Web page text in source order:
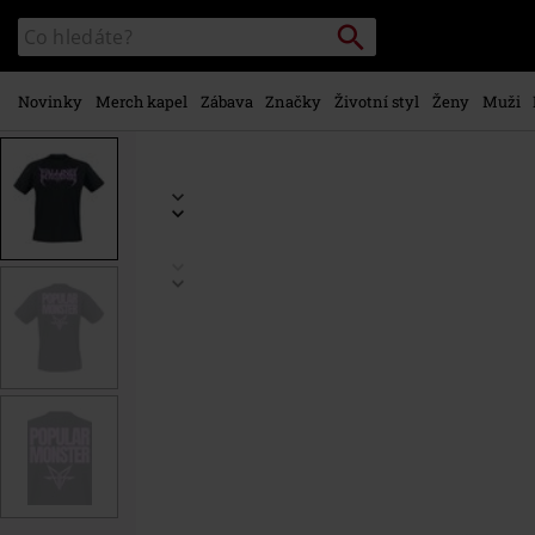
hlavnímu
obsahu
Katalog
vyhledávání
Vyhledávání
Novinky Merch kapel Zábava Značky Životní styl Ženy Muži
www.emp-
p/popular-